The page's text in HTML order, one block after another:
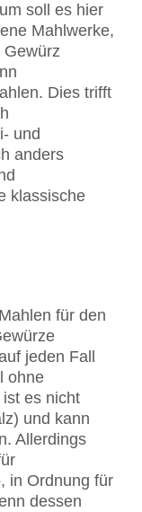
soll es hier
Mahlwerke,
Dies trifft
und
anders
klassische
für den
jeden Fall
ohne
es nicht
und kann
Allerdings
in Ordnung für
dessen